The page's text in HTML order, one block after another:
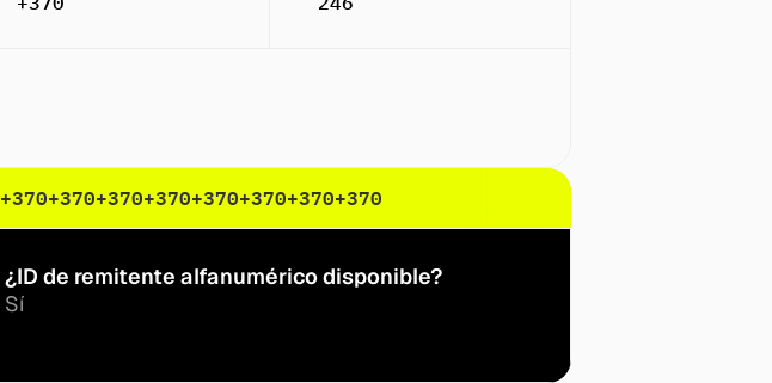
+370+370+370+370+370+370+370+370
¿ID de remitente alfanumérico disponible?
Sí